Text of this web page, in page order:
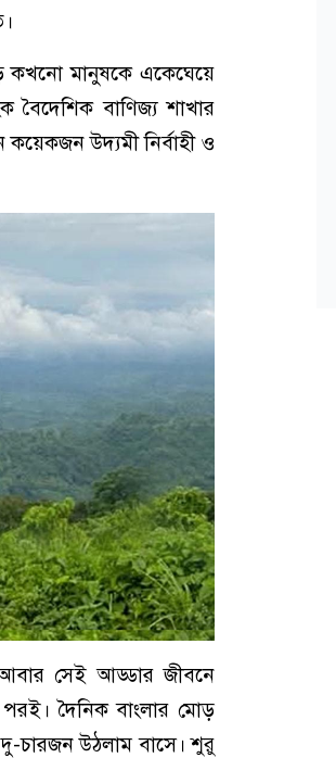
কখনো মানুষকে একেঘেয়ে
বৈদেশিক বাণিজ্য শাখার
কয়েকজন উদ্যমী নির্বাহী ও
আবার সেই আড্ডার জীবনে
দৈনিক বাংলার মোড়
চারজন উঠলাম বাসে। শুরু